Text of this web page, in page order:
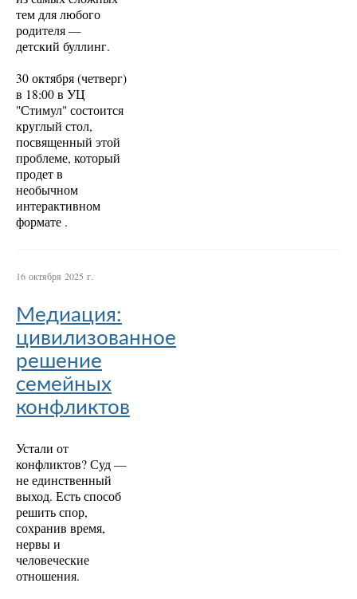
тем для любого
родителя —
детский буллинг.
30 октября (четверг)
в 18:00 в УЦ
"Стимул" состоится
круглый стол,
посвященный этой
проблеме, который
продет в
необычном
интерактивном
формате .
16 октября 2025 г.
Медиация:
цивилизованное
решение
семейных
конфликтов
Устали от
конфликтов? Суд —
не единственный
выход. Есть способ
решить спор,
сохранив время,
нервы и
человеческие
отношения.